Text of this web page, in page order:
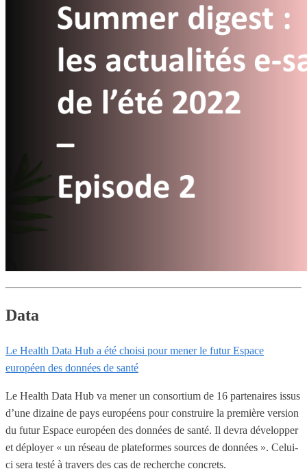
Data
Le Health Data Hub a été choisi pour mener le futur Espace
européen des données de santé
Le Health Data Hub va mener un consortium de 16 partenaires issus
d’une dizaine de pays européens pour construire la première version
du futur Espace européen des données de santé. Il devra développer
et déployer « un réseau de plateformes sources de données ». Celui-
ci sera testé à travers des cas de recherche concrets.